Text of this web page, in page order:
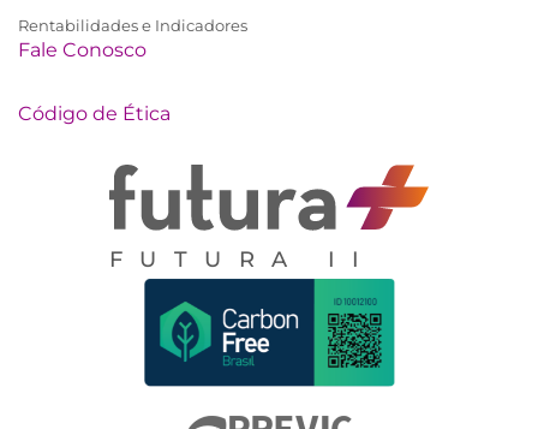
Rentabilidades e Indicadores
Fale Conosco
Código de Ética
FUTURA II